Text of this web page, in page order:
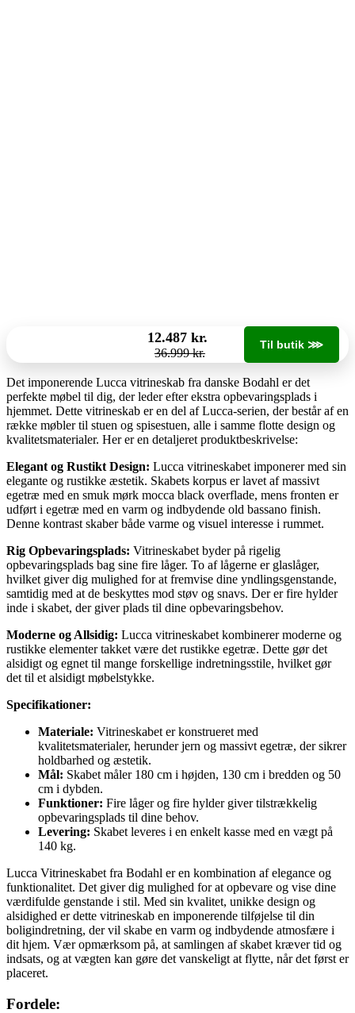
12.487 kr.
36.999 kr.
Til butik ⋙
Det imponerende Lucca vitrineskab fra danske Bodahl er det
perfekte møbel til dig, der leder efter ekstra opbevaringsplads i
hjemmet. Dette vitrineskab er en del af Lucca-serien, der består af en
række møbler til stuen og spisestuen, alle i samme flotte design og
kvalitetsmaterialer. Her er en detaljeret produktbeskrivelse:
Elegant og Rustikt Design: Lucca vitrineskabet imponerer med sin
elegante og rustikke æstetik. Skabets korpus er lavet af massivt
egetræ med en smuk mørk mocca black overflade, mens fronten er
udført i egetræ med en varm og indbydende old bassano finish.
Denne kontrast skaber både varme og visuel interesse i rummet.
Rig Opbevaringsplads: Vitrineskabet byder på rigelig
opbevaringsplads bag sine fire låger. To af lågerne er glaslåger,
hvilket giver dig mulighed for at fremvise dine yndlingsgenstande,
samtidig med at de beskyttes mod støv og snavs. Der er fire hylder
inde i skabet, der giver plads til dine opbevaringsbehov.
Moderne og Allsidig: Lucca vitrineskabet kombinerer moderne og
rustikke elementer takket være det rustikke egetræ. Dette gør det
alsidigt og egnet til mange forskellige indretningsstile, hvilket gør
det til et alsidigt møbelstykke.
Specifikationer:
Materiale: Vitrineskabet er konstrueret med
kvalitetsmaterialer, herunder jern og massivt egetræ, der sikrer
holdbarhed og æstetik.
Mål: Skabet måler 180 cm i højden, 130 cm i bredden og 50
cm i dybden.
Funktioner: Fire låger og fire hylder giver tilstrækkelig
opbevaringsplads til dine behov.
Levering: Skabet leveres i en enkelt kasse med en vægt på
140 kg.
Lucca Vitrineskabet fra Bodahl er en kombination af elegance og
funktionalitet. Det giver dig mulighed for at opbevare og vise dine
værdifulde genstande i stil. Med sin kvalitet, unikke design og
alsidighed er dette vitrineskab en imponerende tilføjelse til din
boligindretning, der vil skabe en varm og indbydende atmosfære i
dit hjem. Vær opmærksom på, at samlingen af skabet kræver tid og
indsats, og at vægten kan gøre det vanskeligt at flytte, når det først er
placeret.
Fordele: